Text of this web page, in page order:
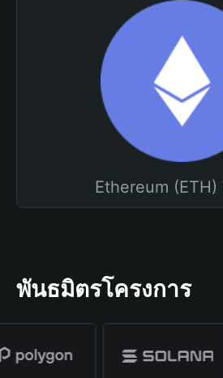
Ethereum (ETH)
พันธมิตรโครงการ